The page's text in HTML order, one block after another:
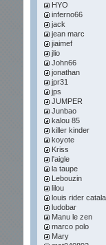
HYO
inferno66
jack
jean marc
jiaimef
jlio
John66
jonathan
jpr31
jps
JUMPER
Junbao
kalou 85
killer kinder
koyote
Kriss
l'aigle
la taupe
Lebouzin
lilou
louis rider
ludobar
Manu le zen
marco polo
Mary